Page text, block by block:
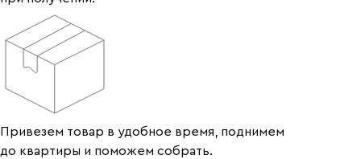
Привезем товар в удобное время, поднимем
до квартиры и поможем собрать.